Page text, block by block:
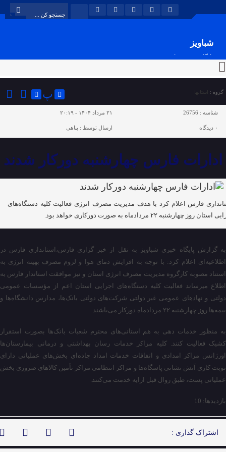
شباویز
پایگاه خبری شباویز
گروه : استانها پ
شناسه : 26756 ۲۱ مرداد ۱۴۰۴ - ۲۰:۱۹
۰ دیدگاه ارسال توسط : پناهی
ادارات فارس چهارشنبه دورکار شدند
فارس اعلام کرد با هدف مدیریت مصرف انرژی فعالیت کلیه دستگاه‌های
روز چهارشنبه ۲۲ مردادماه به صورت دورکاری خواهد بود.
به گزارش پایگاه خبری شباویز به نقل از خبر گزاری فارس،استانداری فارس در
اطلاعیه‌ای اعلام کرد: با توجه به افزایش دمای هوا و لزوم مصرف بهینه انرژی به
استناد مصوبه کارگروه مدیریت مصرف انرژی استان و نیز موافقت استاندار فارس به
اطلاع میرساند فعالیت کلیه دستگاه‌های اجرایی استان اعم از مؤسسات عمومی
دولتی و نهاد‌های عمومی غیر دولتی شرکت‌های دولتی بانک‌ها، مدارس دانشگاه‌ها و
بیمه‌ها روز چهارشنبه ۲۲ مردادماه دورکار می‌باشند.
به منظور خدمات دهی به هم استانی‌های محترم شعبات بانک‌ها بصورت استقرار
کشیک فعالیت کنند. کلیه مراکز خدمات رسان بهداشتی و درمانی بیمارستان‌ها
اورژانس مراکز امدادی و اتفاقات خدمات امداد جاده‌ای بخش‌های عملیاتی دارای
نوبت کاری آتش نشانی پاسگاه‌ها و مراکز انتظامی مراکز تأمین کالا‌های ضروری بخش
عملیاتی پست، طبق روال قبل ارایه خدمت می‌کنند.
بازدیدها: 10
اشتراک گذاری :